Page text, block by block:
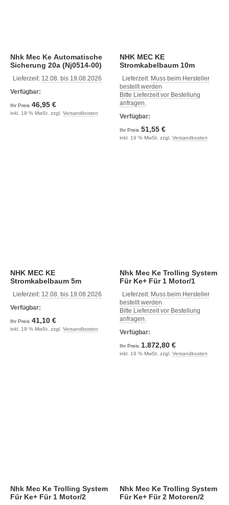
Nhk Mec Ke Automatische
Sicherung 20a (Nj0514-00)
Lieferzeit: 12.08. bis 19.08.2026
Verfügbar:
Ihr Preis 46,95 €
inkl. 19 % MwSt. zzgl. Versandkosten
NHK MEC KE
Stromkabelbaum 10m
Lieferzeit: Muss beim Hersteller
bestellt werden
Bitte Lieferzeit vor Bestellung
anfragen.
Verfügbar:
Ihr Preis 51,55 €
inkl. 19 % MwSt. zzgl. Versandkosten
NHK MEC KE
Stromkabelbaum 5m
Lieferzeit: 12.08. bis 19.08.2026
Verfügbar:
Ihr Preis 41,10 €
inkl. 19 % MwSt. zzgl. Versandkosten
Nhk Mec Ke Trolling System
Für Ke+ Für 1 Motor/1
Lieferzeit: Muss beim Hersteller
bestellt werden
Bitte Lieferzeit vor Bestellung
anfragen.
Verfügbar:
Ihr Preis 1.872,80 €
inkl. 19 % MwSt. zzgl. Versandkosten
Nhk Mec Ke Trolling System
Für Ke+ Für 1 Motor/2
Nhk Mec Ke Trolling System
Für Ke+ Für 2 Motoren/2